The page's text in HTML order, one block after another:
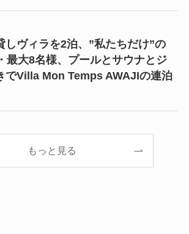
しヴィラを2泊、”私たちだけ”の
最大8名様、プールとサウナとジ
でVilla Mon Temps AWAJIの連泊
もっと見る